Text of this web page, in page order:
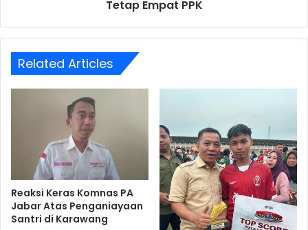
Tetap Empat PPK
Related Articles
Reaksi Keras Komnas PA
Jabar Atas Penganiayaan
Santri di Karawang